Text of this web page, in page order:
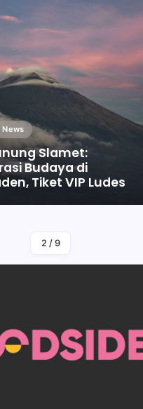
News
Slamet:
Budaya di
Tiket VIP Ludes
Malaika Az Zahra
2 / 9